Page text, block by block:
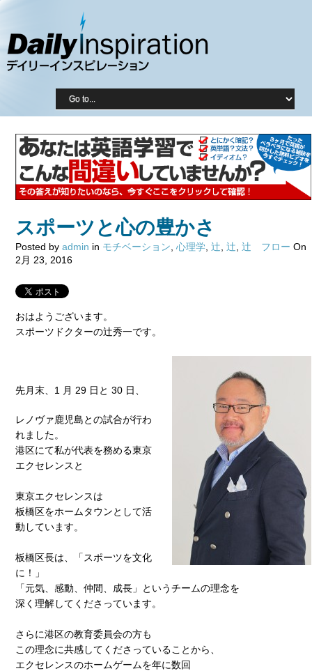
スポーツと心の豊かさ
Posted by admin in モチベーション 心理学 辻 辻 辻 フロー On
2月 23, 2016
おはようございます。
スポーツドクターの辻秀一です。
先月末、1 月 29 日と 30 日、
レノヴァ鹿児島との試合が行わ
れました。
港区にて私が代表を務める東京
エクセレンスと
東京エクセレンスは
板橋区をホームタウンとして活
動しています。
板橋区長は、「スポーツを文化
に！」
「元気、感動、仲間、成長」というチームの理念を
深く理解してくださっています。
さらに港区の教育委員会の方も
この理念に共感してくださっていることから、
エクセレンスのホームゲームを年に数回